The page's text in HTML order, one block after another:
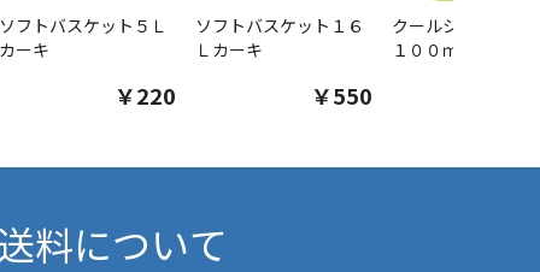
ソフトバスケット５Ｌ
カーキ
￥220
ソフトバスケット１６
Ｌカーキ
￥550
クールシャツスプ
１００ｍｌ
料について